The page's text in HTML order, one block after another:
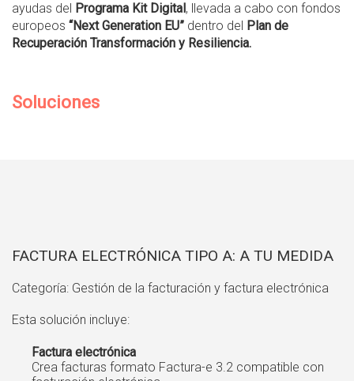
ayudas del Programa Kit Digital, llevada a cabo con fondos
europeos “Next Generation EU” dentro del Plan de
Recuperación Transformación y Resiliencia.
Soluciones
FACTURA ELECTRÓNICA TIPO A: A TU MEDIDA
Categoría: Gestión de la facturación y factura electrónica
Esta solución incluye:
Factura electrónica
Crea facturas formato Factura-e 3.2 compatible con